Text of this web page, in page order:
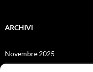
ARCHIVI
Novembre 2025